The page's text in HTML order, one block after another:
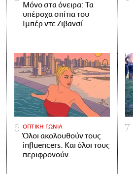
Μόνο στα όνειρα: Τα
υπέροχα σπίτια του
Ιμπέρ ντε Ζιβανσί
ΟΠΤΙΚΗ ΓΩΝΙΑ
Όλοι ακολουθούν τους
influencers. Και όλοι τους
περιφρονούν.